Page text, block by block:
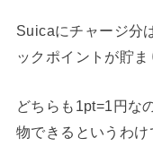
Suicaにチャージ分
ックポイントが貯ま
どちらも1pt=1円な
物できるというわけ